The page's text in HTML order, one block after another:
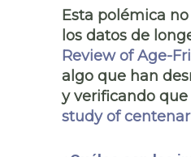
Esta polémica
los datos de
Review of Age-
algo que han
y verificando que
study of